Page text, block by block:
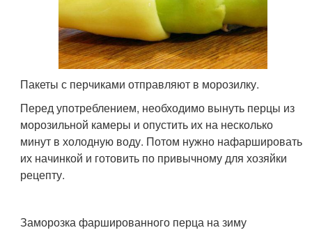
Пакеты с перчиками отправляют в морозилку.
Перед употреблением, необходимо вынуть перцы из
морозильной камеры и опустить их на несколько
минут в холодную воду. Потом нужно нафаршировать
их начинкой и готовить по привычному для хозяйки
рецепту.
Заморозка фаршированного перца на зиму